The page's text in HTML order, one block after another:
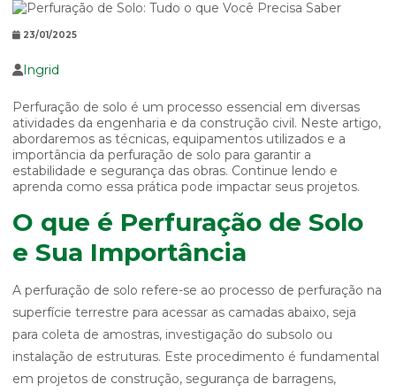
23/01/2025
Ingrid
Perfuração de solo é um processo essencial em diversas
atividades da engenharia e da construção civil. Neste artigo,
abordaremos as técnicas, equipamentos utilizados e a
importância da perfuração de solo para garantir a
estabilidade e segurança das obras. Continue lendo e
aprenda como essa prática pode impactar seus projetos.
O que é Perfuração de Solo
e Sua Importância
A perfuração de solo refere-se ao processo de perfuração na
superfície terrestre para acessar as camadas abaixo, seja
para coleta de amostras, investigação do subsolo ou
instalação de estruturas. Este procedimento é fundamental
em projetos de construção, segurança de barragens,